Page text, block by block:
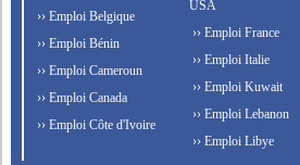
›› Emploi Belgique
›› Emploi Bénin
›› Emploi Cameroun
›› Emploi Canada
›› Emploi Côte d'Ivoire
USA
›› Emploi France
›› Emploi Italie
›› Emploi Kuwait
›› Emploi Lebanon
›› Emploi Libye